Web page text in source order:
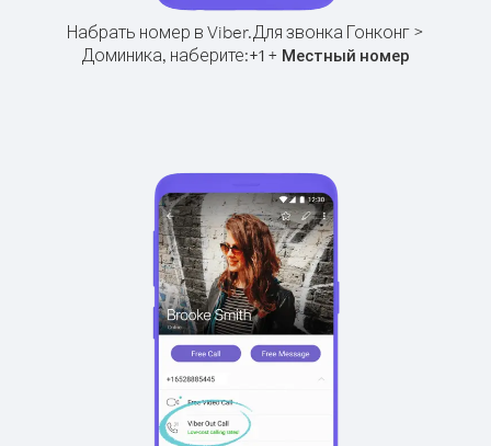
Набрать номер в Viber.Для звонка Гонконг >
Доминика, наберите:+1 + Местный номер